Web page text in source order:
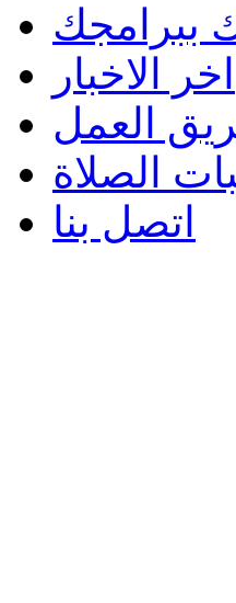
ببرامجك
اخر الاخبار
العمل
الصلاة
اتصل بنا